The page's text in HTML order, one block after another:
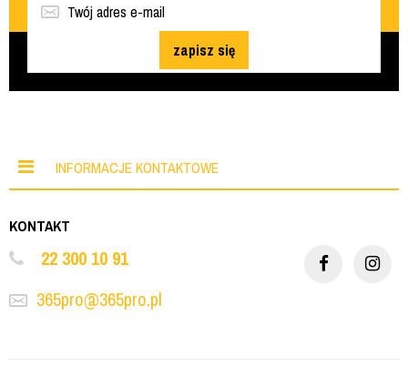
zapisz się
INFORMACJE KONTAKTOWE
KONTAKT
22 300 10 91
365pro@365pro.pl